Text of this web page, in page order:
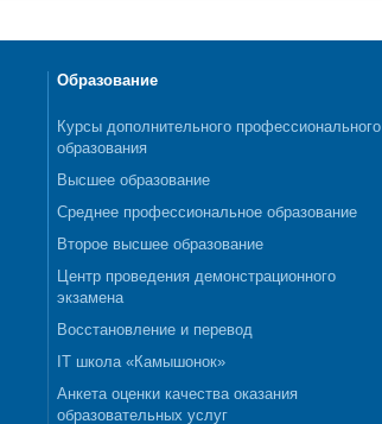
Образование
Курсы дополнительного профессионального
образования
Высшее образование
Среднее профессиональное образование
Второе высшее образование
Центр проведения демонстрационного
экзамена
Восстановление и перевод
IT школа «Камышонок»
Анкета оценки качества оказания
образовательных услуг